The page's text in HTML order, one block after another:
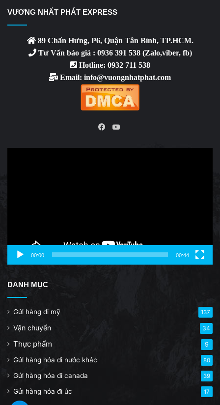
VƯƠNG NHẤT PHÁT EXPRESS
89 Chấn Hưng, P6, Quận Tân Bình, TP.HCM.
Tư Vấn báo giá : 0936 391 538 (Zalo,viber, fb)
Hotline: 0932 711 538
Email: info@vuongnhatphat.com
YouTube
00:00 00:44
DANH MỤC
Gửi hàng đi mỹ 137
Vận chuyển 34
Thực phẩm 9
Gửi hàng hóa đi nước khác 80
Gửi hàng hóa đi canada 39
Gửi hàng hóa đi úc 17